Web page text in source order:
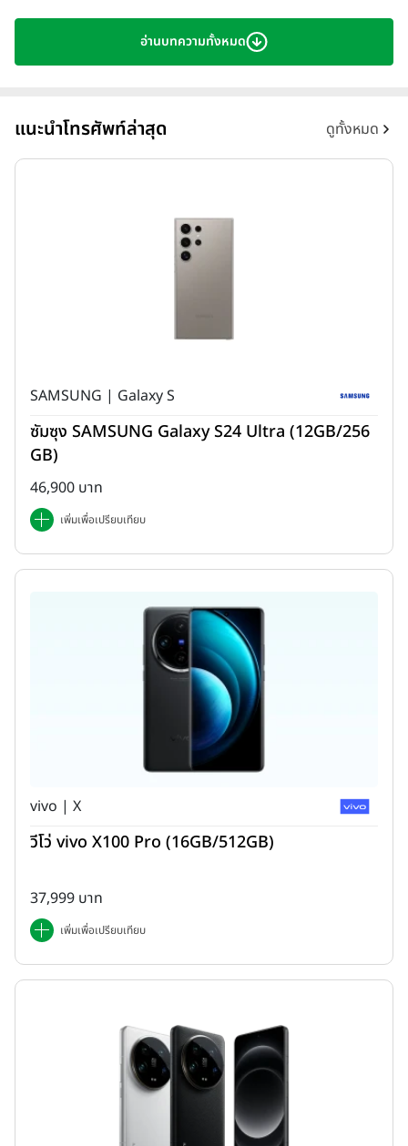
ถึงแม้ "กล้องถ่ายรูป" จะเป็นจุดขายหลักของ Xiaomi 12T Pro ในครั้ง
นี้ แต่ก็ไม่ใช่ทุกอย่างของรุ่นนี้นะครับ เพราะในส่วนของฮาร์ดแวร์ที่มากับ
DESIGN | รอบตัวเครื่อง
มาพร้อมคอนเซ็ปต์การออกแบบที่ชื่อว่า "Mega in
Design" หรือแปลไทยได้ว่า "ดีไซน์ที่ยิ่งใหญ่" กับความตั้งใจออกแบบให้
ตัวเครื่องมีความหรูและพรีเมี่ยมให้สมกับการเป็นสมาร์ตโฟนเรือธงของ
แบรนด์ ไปพร้อมกับการแฝงเทคโนโลยีใหม่ ๆ ไว้ข้างในตัวเครื่อง
ด้านหน้าตัวเครื่อง มาพร้อมหน้าจอแสดงผล CrystalRes AMOLED
ขนาด 6.67 นิ้ว ความละเอียด 2712x1220 พิกเซล (2K, 446PPI) มีค่า
Refresh rate 120Hz โดยจะปรับค่าไปตามการใช้งานด้วย
AdaptiveSync และมีคุณสมบัติในการรองรับการแสดงผล HDR10+,
อ่านบทความทั้งหมด
แนะนำโทรศัพท์ล่าสุด ดูทั้งหมด
SAMSUNG | Galaxy S
ซัมซุง SAMSUNG Galaxy S24 Ultra (12GB/256
GB)
46,900 บาท
เพิ่มเพื่อเปรียบเทียบ
vivo | X
วีโว่ vivo X100 Pro (16GB/512GB)
37,999 บาท
เพิ่มเพื่อเปรียบเทียบ